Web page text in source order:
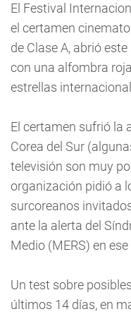
El Festival
el certamen
de Clase A, abrió
con una alfombra
estrellas
El certamen sufrió la
Corea del Sur
televisión son muy
organización pidió a
surcoreanos
ante la alerta del
Medio (MERS) en ese
Un test sobre
últimos 14 días, en